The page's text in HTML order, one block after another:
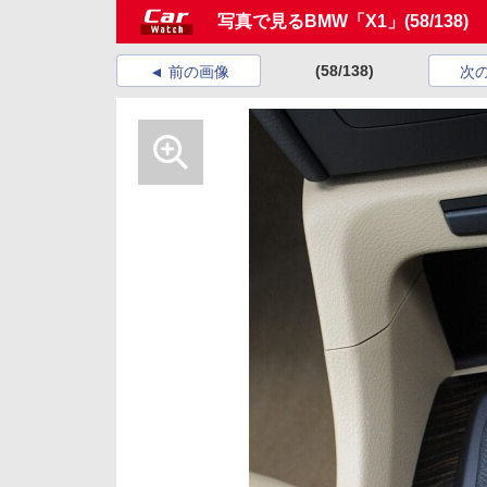
写真で見るBMW「X1」 (58/138)
前の画像 (58/138) 次